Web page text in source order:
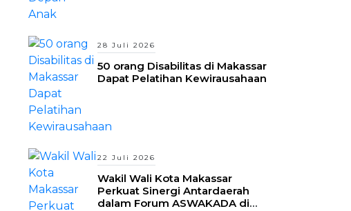
28 Juli 2026
50 orang Disabilitas di Makassar
Dapat Pelatihan Kewirausahaan
22 Juli 2026
Wakil Wali Kota Makassar
Perkuat Sinergi Antardaerah
dalam Forum ASWAKADA di